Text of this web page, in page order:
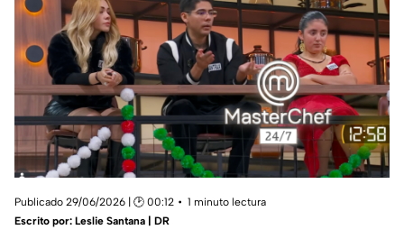
Publicado 29/06/2026 | 🕑 00:12
1 minuto lectura
Escrito por: Leslie Santana | DR